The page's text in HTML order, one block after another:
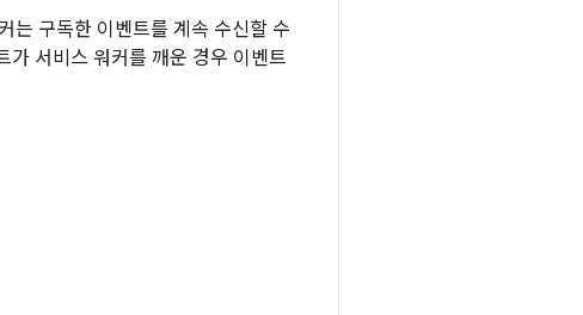
는 구독한 이벤트를 계속 수신할 수
가 서비스 워커를 깨운 경우 이벤트